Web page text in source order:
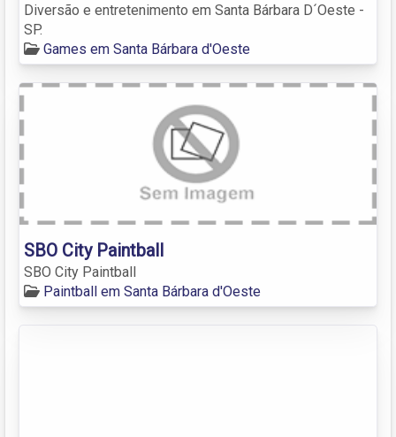
Diversão e entretenimento em Santa Bárbara D´Oeste -
SP.
Games em Santa Bárbara d'Oeste
SBO City Paintball
SBO City Paintball
Paintball em Santa Bárbara d'Oeste